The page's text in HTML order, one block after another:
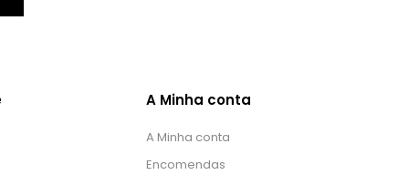
A Minha conta
A Minha conta
Encomendas